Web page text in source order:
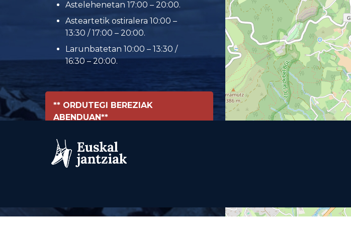
Astelehenetan 17:00 – 20:00.
Asteartetik ostiralera 10:00 –
13:30 / 17:00 – 20:00.
Larunbatetan 10:00 – 13:30 /
16:30 – 20:00.
** ORDUTEGI BEREZIAK
ABENDUAN**